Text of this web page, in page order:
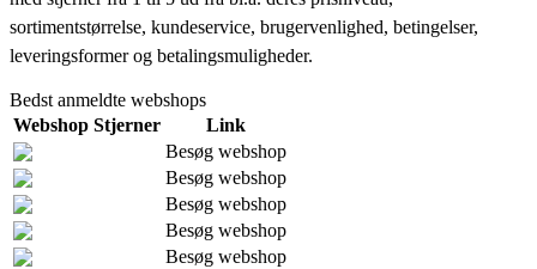
sortimentstørrelse, kundeservice, brugervenlighed, betingelser,
leveringsformer og betalingsmuligheder.
Bedst anmeldte webshops
Webshop Stjerner
Link
Besøg webshop
Besøg webshop
Besøg webshop
Besøg webshop
Besøg webshop